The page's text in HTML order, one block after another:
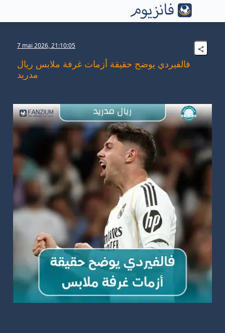
7 mai 2026, 21:10:05
فالفيردي يوضح حقيقة أزمات غرفة ملابس ريال
مدريد